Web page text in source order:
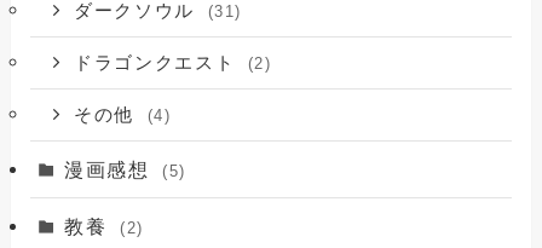
ダークソウル (31)
ドラゴンクエスト (2)
その他 (4)
漫画感想 (5)
教養 (2)